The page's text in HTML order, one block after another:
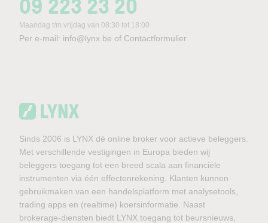
Maandag t/m vrijdag van 08:30 tot 18:00
Per e-mail: info@lynx.be of Contactformulier
Sinds 2006 is LYNX dé online broker voor actieve beleggers.
Met verschillende vestigingen in Europa bieden wij
beleggers toegang tot een breed scala aan financiële
instrumenten via één effectenrekening. Klanten kunnen
gebruikmaken van een handelsplatform met analysetools,
trading apps en (realtime) koersinformatie. Naast
brokerage-diensten biedt LYNX toegang tot beursnieuws,